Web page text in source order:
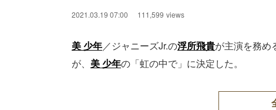
2021.03.19 07:00 111,599 views
美 少年／ジャニーズJr.の浮所飛貴が主演を務め
が、 美 少年の「虹の中で」に決定した。